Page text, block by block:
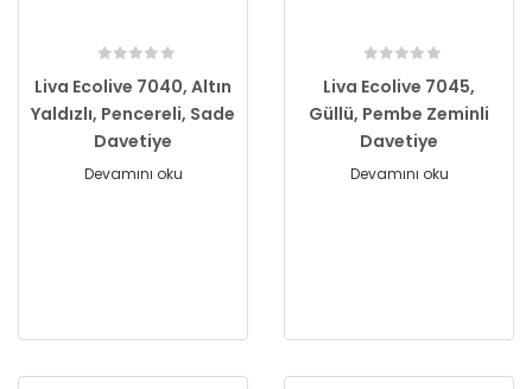
Liva Ecolive 7040, Altın
Yaldızlı, Pencereli, Sade
Davetiye
Devamını oku
Liva Ecolive 7045,
Güllü, Pembe Zeminli
Davetiye
Devamını oku